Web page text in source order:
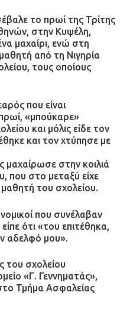
οι δύο
για τους
κατά του 20χρονου
για την
ρεύματος στη
στον
– Ήχησε το 112
στους δύο
το πρωί της Τρίτης
στην Κυψέλη,
μαχαίρι, ενώ στη
από τη Νιγηρία
τους οποίους
που είναι
«μπούκαρε»
και μόλις είδε τον
και τον χτύπησε με
στην κοιλιά
που στο μεταξύ είχε
μαθητή του σχολείου.
που συνέλαβαν
ότι «του επιτέθηκα,
αδελφό μου».
του σχολείου
«Γ. Γεννηματάς»,
Τμήμα Ασφαλείας